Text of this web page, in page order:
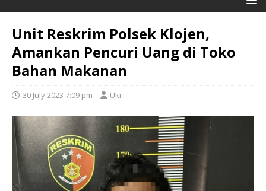
Unit Reskrim Polsek Klojen,
Amankan Pencuri Uang di Toko
Bahan Makanan
30 July 2023 7:09 pm Uki